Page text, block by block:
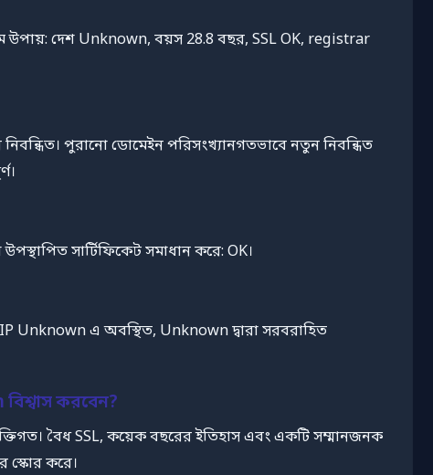
উপায়: দেশ Unknown, বয়স 28.8 বছর, SSL OK, registrar
পুরানো ডোমেইন পরিসংখ্যানগতভাবে নতুন নিবন্ধিত
উপস্থাপিত সার্টিফিকেট সমাধান করে: OK।
Unknown এ অবস্থিত, Unknown দ্বারা সরবরাহিত
করবেন?
বৈধ SSL, কয়েক বছরের ইতিহাস এবং একটি সম্মানজনক
স্কোর করে।